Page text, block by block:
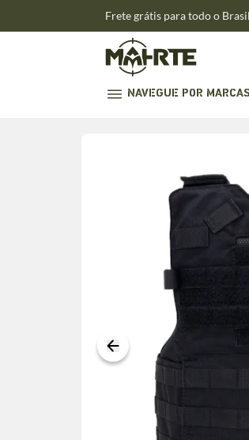
Frete grátis para todo o
NAVEGUE POR MARCAS